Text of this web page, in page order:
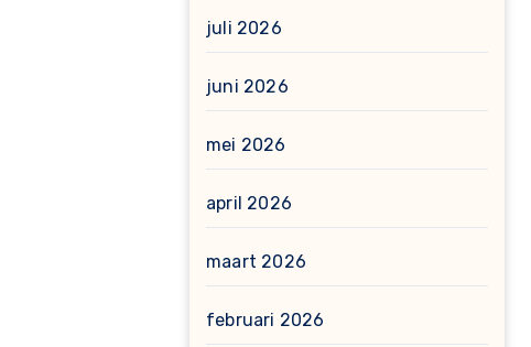
juli 2026
juni 2026
mei 2026
april 2026
maart 2026
februari 2026